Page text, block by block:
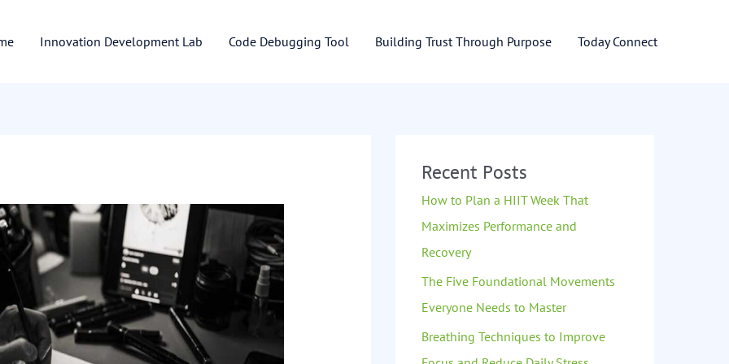
Innovation Development Lab Code Debugging Tool Building Trust Through Purpose Today Connect
Recent Posts
How to Plan a HIIT Week That
Maximizes Performance and
Recovery
The Five Foundational Movements
Everyone Needs to Master
Breathing Techniques to Improve